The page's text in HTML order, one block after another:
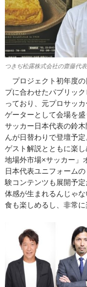
つきぢ松露株式会社の齋藤代
プロジェクト初年度の
プに合わせたパブリッ
っており、元プロサッ
ゲーターとして会場を
サッカー日本代表の鈴
んが日替わりで登壇予
ゲスト解説とともに楽
地場外市場×サッカー」
日本代表ユニフォーム
験コンテンツも展開予
体感が生まれるんじゃ
食も楽しめるし、非常に